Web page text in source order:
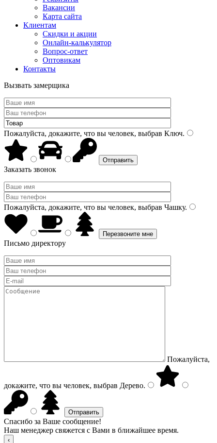
Вакансии
Карта сайта
Клиентам
Скидки и акции
Онлайн-калькулятор
Вопрос-ответ
Оптовикам
Контакты
Вызвать замерщика
Пожалуйста, докажите, что вы человек, выбрав Ключ.
Заказать звонок
Пожалуйста, докажите, что вы человек, выбрав Чашку.
Письмо директору
Пожалуйста,
докажите, что вы человек, выбрав Дерево.
Спасибо за Ваше сообщение!
Наш менеджер свяжется с Вами в ближайшее время.